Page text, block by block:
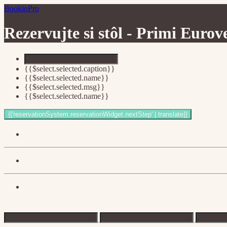
BookioPro
Rezervujte si stôl - Primi
{{$select.selected.caption}}
{{$select.selected.name}}
{{$select.selected.msg}}
{{$select.selected.name}}